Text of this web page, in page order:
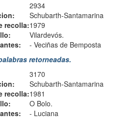
2934
Schubarth-Santamarina
recolla:1979
Vilardevós.
- Veciñas de Bemposta
retorneadas.
3170
Schubarth-Santamarina
recolla:1981
O Bolo.
- Luciana